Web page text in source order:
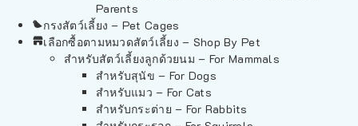
Parents
กรงสัตว์เลี้ยง – Pet Cages
เลือกซื้อตามหมวดสัตว์เลี้ยง – Shop By Pet
สำหรับสัตว์เลี้ยงลูกด้วยนม – For Mammals
สำหรับสุนัข – For Dogs
สำหรับแมว – For Cats
สำหรับกระต่าย – For Rabbits